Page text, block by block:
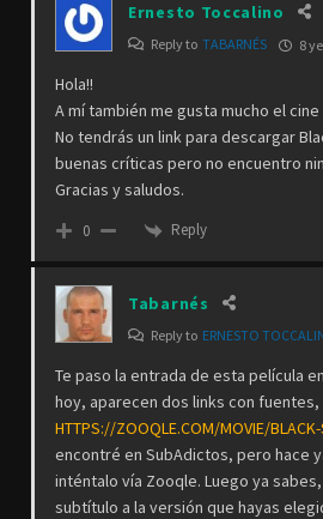
Ernesto Toccalino
Reply to TABARNÉS 8
Hola!!
A mí también me gusta mucho el
No tendrás un link para descargar
buenas críticas pero no encuentro
Gracias y saludos.
0 Reply
Tabarnés
Reply to ERNESTO
Te paso la entrada de esta película
hoy, aparecen dos links con fuentes,
HTTPS://ZOOQLE.COM/MOVIE/
encontré en SubAdictos, pero hace
inténtalo vía Zooqle. Luego ya
subtítulo a la versión que hayas